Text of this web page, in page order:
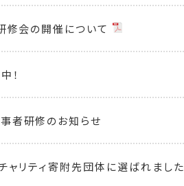
修会の開催について
！
者研修のお知らせ
ャリティ寄附先団体に選ばれました